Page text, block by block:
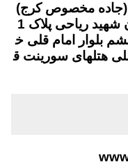
(جاده مخصوص کرج)
روبروی سه راه فرودگاه خیابان شهید ریاحی پلاک 1
بلوار امام قلی خ
هتلهای سورینت ق